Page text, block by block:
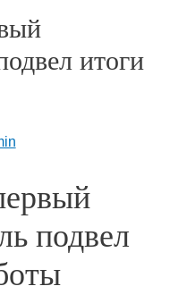
итоги
подвел